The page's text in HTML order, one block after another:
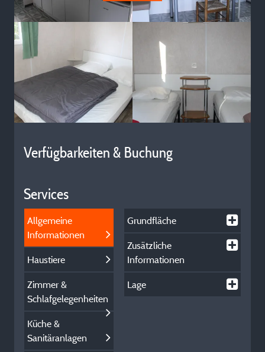
Verfügbarkeiten & Buchung
Services
Allgemeine
Informationen
Haustiere
Zimmer &
Schlafgelegenheiten
Küche &
Sanitäranlagen
Grundfläche
Zusätzliche
Informationen
Lage